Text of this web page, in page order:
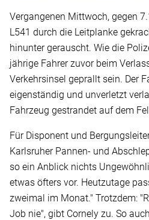
Vergangenen Mittwoch, gegen
L541 durch die Leitplanke
hinunter gerauscht. Wie die
jährige Fahrer zuvor beim
Verkehrsinsel geprallt sein. Der
eigenständig und unverletzt
Fahrzeug gestrandet auf dem
Für Disponent und
Karlsruher Pannen- und
so ein Anblick nichts
etwas öfters vor. Heutzutage
zweimal im Monat." Trotzdem:
Job nie", gibt Cornely zu. So